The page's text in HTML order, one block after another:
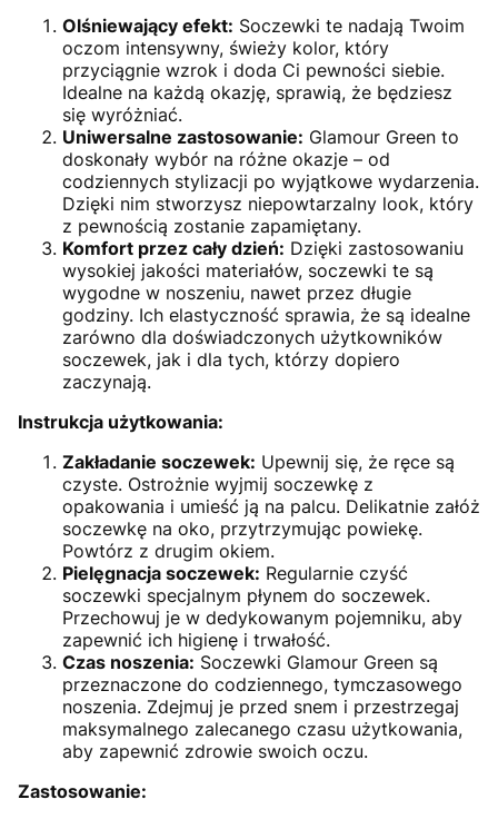
Olśniewający efekt: Soczewki te nadają Twoim
oczom intensywny, świeży kolor, który
przyciągnie wzrok i doda Ci pewności siebie.
Idealne na każdą okazję, sprawią, że będziesz
się wyróżniać.
Uniwersalne zastosowanie: Glamour Green to
doskonały wybór na różne okazje – od
codziennych stylizacji po wyjątkowe wydarzenia.
Dzięki nim stworzysz niepowtarzalny look, który
z pewnością zostanie zapamiętany.
Komfort przez cały dzień: Dzięki zastosowaniu
wysokiej jakości materiałów, soczewki te są
wygodne w noszeniu, nawet przez długie
godziny. Ich elastyczność sprawia, że są idealne
zarówno dla doświadczonych użytkowników
soczewek, jak i dla tych, którzy dopiero
zaczynają.
Instrukcja użytkowania:
Zakładanie soczewek: Upewnij się, że ręce są
czyste. Ostrożnie wyjmij soczewkę z
opakowania i umieść ją na palcu. Delikatnie załóż
soczewkę na oko, przytrzymując powiekę.
Powtórz z drugim okiem.
Pielęgnacja soczewek: Regularnie czyść
soczewki specjalnym płynem do soczewek.
Przechowuj je w dedykowanym pojemniku, aby
zapewnić ich higienę i trwałość.
Czas noszenia: Soczewki Glamour Green są
przeznaczone do codziennego, tymczasowego
noszenia. Zdejmuj je przed snem i przestrzegaj
maksymalnego zalecanego czasu użytkowania,
aby zapewnić zdrowie swoich oczu.
Zastosowanie: